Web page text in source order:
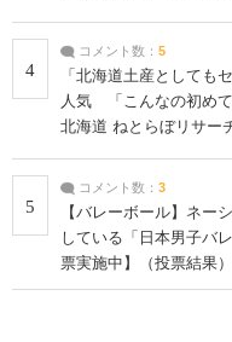
4
コメント数： 5
「北海道土産としても
人気 「こんなの初めて
北海道 ねとらぼリサー
5
コメント数： 3
【バレーボール】ネー
している「日本男子バ
票実施中】（投票結果